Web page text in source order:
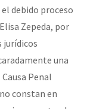
debido proceso
Zepeda, por
jurídicos
una
Penal
constan en